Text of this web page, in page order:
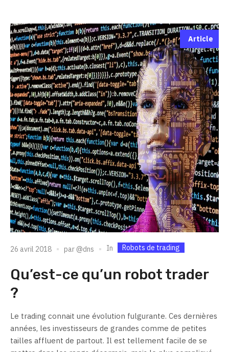
Article
26 avril 2018 par @dns In Robots de trading
Qu’est-ce qu’un robot trader
?
Le trading connait une évolution fulgurante. Ces dernières
années, les investisseurs de grandes comme de petites
tailles affluent de partout. Il est tellement facile de se